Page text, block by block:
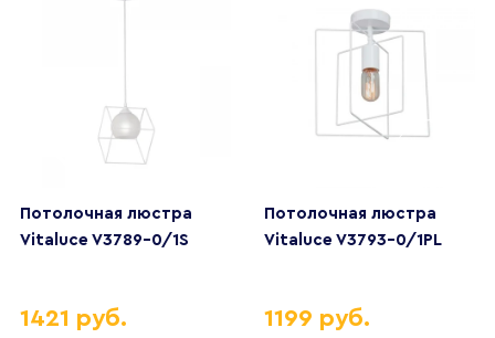
Потолочная люстра
Vitaluce V3789-0/1S
1421 руб.
Потолочная люстра
Vitaluce V3793-0/1PL
1199 руб.